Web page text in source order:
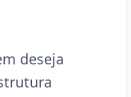
deseja